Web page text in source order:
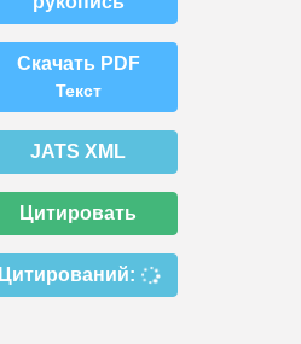
Скачать PDF
Текст
JATS XML
Цитировать
Цитирований: